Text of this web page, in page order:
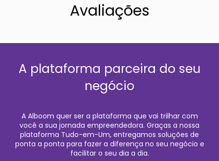
Avaliações
A plataforma parceira do seu
negócio
A Alboom quer ser a plataforma que vai trilhar com
você a sua jornada empreendedora. Graças a nossa
plataforma Tudo-em-Um, entregamos soluções de
ponta a ponta para fazer a diferença no seu negócio e
facilitar o seu dia a dia.